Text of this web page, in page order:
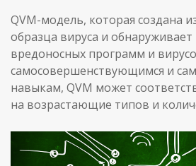
QVM-модель, которая создана
образца вируса и
вредоносных программ и
самосовершенствующимся и
навыкам, QVM может
на возрастающие типов и